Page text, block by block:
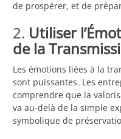
de prospérer, et de
2. Utiliser
de la
Les émotions liées à la
sont puissantes. Les
comprendre que la
va au-delà de la simple
symbolique de